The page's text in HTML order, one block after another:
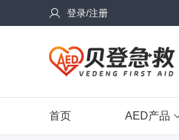
登录/注册
首页 AED产品